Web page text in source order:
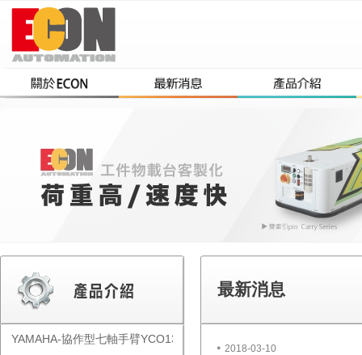
YAMAHA-協作型七軸手臂YCO1300
最新消息
2018-03-10